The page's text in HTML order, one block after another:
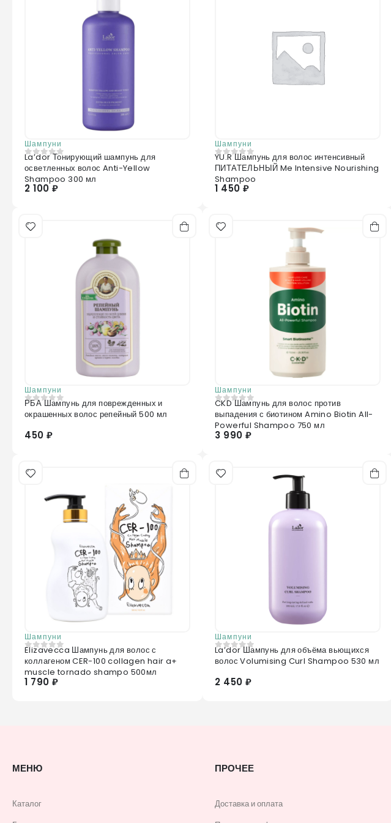
Шампуни
0из 5
La’dor Тонирующий шампунь для
осветленных волос Anti-Yellow
Shampoo 300 мл
2 100 ₽
Шампуни
0 из 5
YU.R Шампунь для волос интенсивный
ПИТАТЕЛЬНЫЙ Me Intensive Nourishing
Shampoo
1 450 ₽
Шампуни
0 из 5
РБА Шампунь для поврежденных и
окрашенных волос репейный 500 мл
450 ₽
Шампуни
0из 5
CKD Шампунь для волос против
выпадения с биотином Amino Biotin All-
Powerful Shampoo 750 мл
3 990 ₽
Шампуни
0из 5
Elizavecca Шампунь для волос с
коллагеном CER-100 collagen hair a+
muscle tornado shampo 500мл
1 790 ₽
Шампуни
0из 5
La’dor Шампунь для объёма вьющихся
волос Volumising Curl Shampoo 530 мл
2 450 ₽
МЕНЮ
Каталог
ПРОЧЕЕ
Доставка и оплата